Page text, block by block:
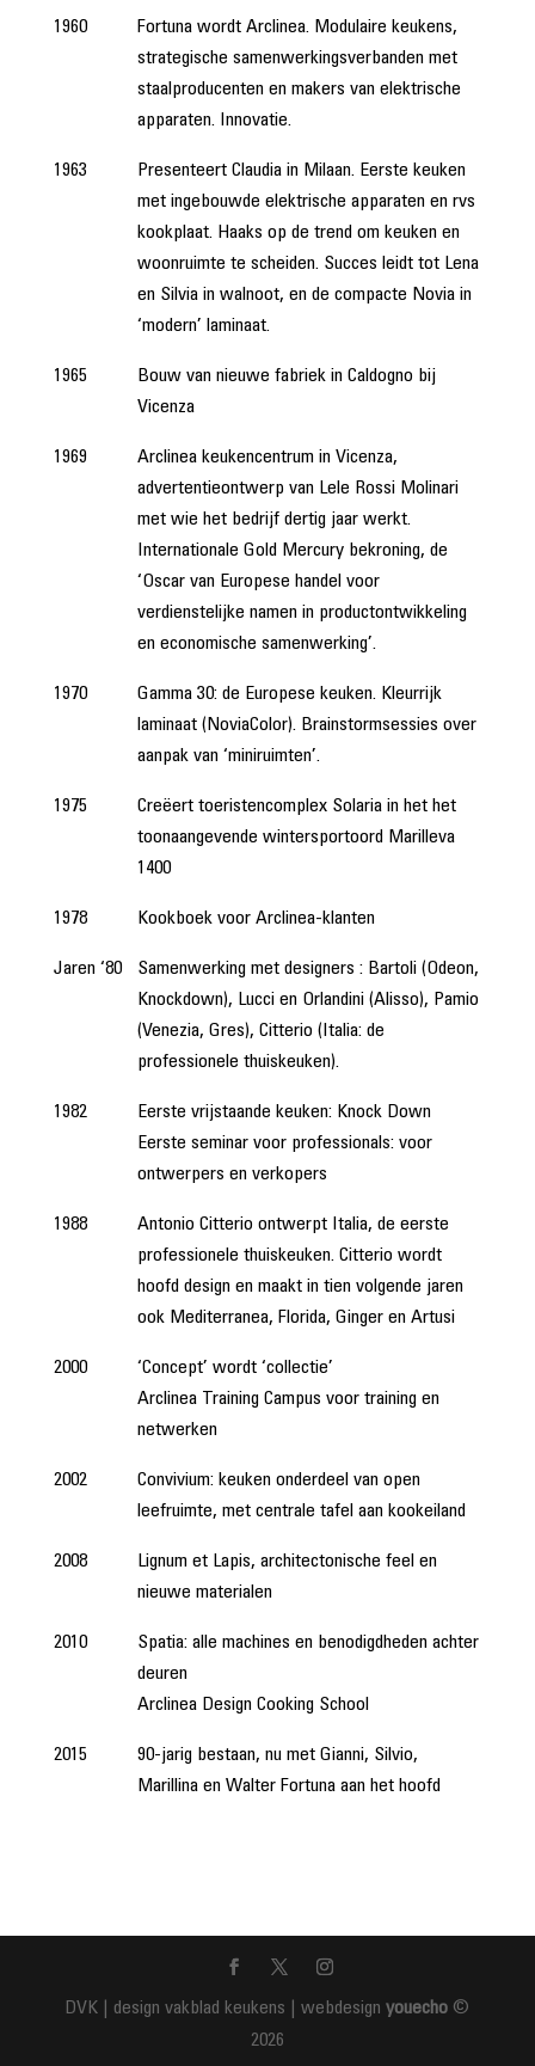
1960
Fortuna wordt Arclinea. Modulaire keukens,
strategische samenwerkingsverbanden met
staalproducenten en makers van elektrische
apparaten. Innovatie.
1963
Presenteert Claudia in Milaan. Eerste keuken
met ingebouwde elektrische apparaten en rvs
kookplaat. Haaks op de trend om keuken en
woonruimte te scheiden. Succes leidt tot Lena
en Silvia in walnoot, en de compacte Novia in
‘modern’ laminaat.
1965
Bouw van nieuwe fabriek in Caldogno bij
Vicenza
1969
Arclinea keukencentrum in Vicenza,
advertentieontwerp van Lele Rossi Molinari
met wie het bedrijf dertig jaar werkt.
Internationale Gold Mercury bekroning, de
‘Oscar van Europese handel voor
verdienstelijke namen in productontwikkeling
en economische samenwerking’.
1970
Gamma 30: de Europese keuken. Kleurrijk
laminaat (NoviaColor). Brainstormsessies over
aanpak van ‘miniruimten’.
1975
Creëert toeristencomplex Solaria in het het
toonaangevende wintersportoord Marilleva
1400
1978 Kookboek voor Arclinea-klanten
Jaren ‘80
Samenwerking met designers : Bartoli (Odeon,
Knockdown), Lucci en Orlandini (Alisso), Pamio
(Venezia, Gres), Citterio (Italia: de
professionele thuiskeuken).
1982
Eerste vrijstaande keuken: Knock Down
Eerste seminar voor professionals: voor
ontwerpers en verkopers
1988
Antonio Citterio ontwerpt Italia, de eerste
professionele thuiskeuken. Citterio wordt
hoofd design en maakt in tien volgende jaren
ook Mediterranea, Florida, Ginger en Artusi
2000
‘Concept’ wordt ‘collectie’
Arclinea Training Campus voor training en
netwerken
2002
Convivium: keuken onderdeel van open
leefruimte, met centrale tafel aan kookeiland
2008
Lignum et Lapis, architectonische feel en
nieuwe materialen
2010
Spatia: alle machines en benodigdheden achter
deuren
Arclinea Design Cooking School
2015
90-jarig bestaan, nu met Gianni, Silvio,
Marillina en Walter Fortuna aan het hoofd
DVK | design vakblad keukens | webdesignyouecho ©
2026